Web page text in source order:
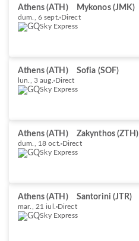
Athens (ATH) Mykonos (JMK)
dum., 6 sept. Direct
Sky Express
Athens (ATH) Sofia (SOF)
lun., 3 aug. Direct
Sky Express
Athens (ATH) Zakynthos (ZTH)
dum., 18 oct. Direct
Sky Express
Athens (ATH) Santorini (JTR)
mar., 21 iul.
Direct
Sky Express